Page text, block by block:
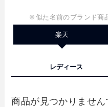
※似た名前のブランド商
楽天
レディース
商品が見つかりません